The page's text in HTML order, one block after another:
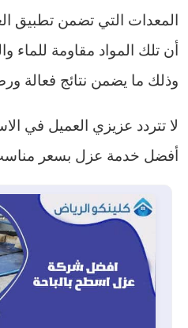
المعدات التي تضمن تطبيق
أن تلك المواد مقاومة للماء
وذلك ما يضمن نتائج فعالة
لا تتردد عزيزي العميل في
أفضل خدمة عزل بسعر